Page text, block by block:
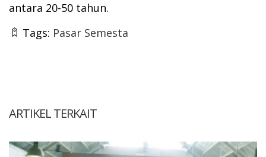
antara 20-50 tahun.
Tags: Pasar Semesta
ARTIKEL TERKAIT